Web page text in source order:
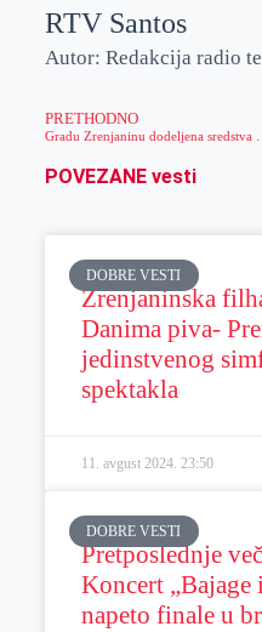
RTV Santos
Autor: Redakcija radio
PRETHODNO
POVEZANE vesti
DOBRE VESTI
Zrenjaninska
Danima piva-
jedinstvenog
spektakla
11. avgust 2024. 23:50
DOBRE VESTI
Pretposlednje
Koncert
napeto finale u